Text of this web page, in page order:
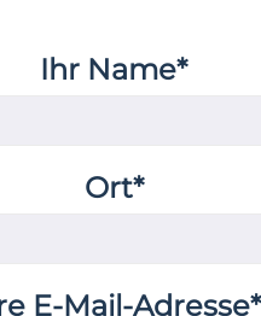
Ihr Name*
Ort*
E-Mail-Adresse*